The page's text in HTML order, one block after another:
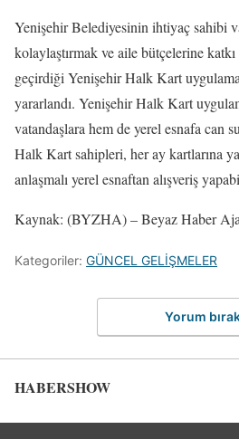
Yenişehir Belediyesinin ihtiyaç sahibi
kolaylaştırmak ve aile bütçelerine
geçirdiği Yenişehir Halk Kart
yararlandı. Yenişehir Halk Kart
vatandaşlara hem de yerel esnafa
Halk Kart sahipleri, her ay kartlarına
anlaşmalı yerel esnaftan alışveriş
Kaynak: (BYZHA) – Beyaz Haber
Kategoriler: GÜNCEL GELİŞMELER
Yorum
HABERSHOW